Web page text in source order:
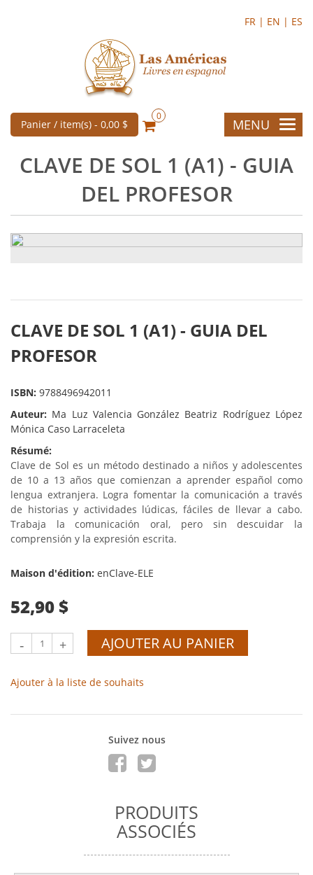
FR | EN | ES
Panier / item(s) - 0,00 $
0
MENU
CLAVE DE SOL 1 (A1) - GUIA
DEL PROFESOR
CLAVE DE SOL 1 (A1) - GUIA DEL
PROFESOR
ISBN: 9788496942011
Auteur: Ma Luz Valencia González Beatriz Rodríguez López
Mónica Caso Larraceleta
Résumé:
Clave de Sol es un método destinado a niños y adolescentes
de 10 a 13 años que comienzan a aprender español como
lengua extranjera. Logra fomentar la comunicación a través
de historias y actividades lúdicas, fáciles de llevar a cabo.
Trabaja la comunicación oral, pero sin descuidar la
comprensión y la expresión escrita.
Maison d'édition: enClave-ELE
52,90 $
- + AJOUTER AU PANIER
Ajouter à la liste de souhaits
Suivez nous
PRODUITS
ASSOCIÉS